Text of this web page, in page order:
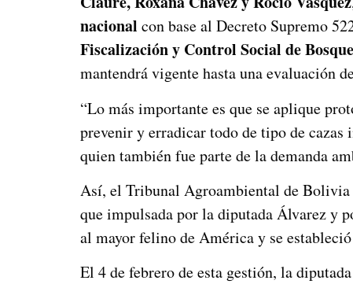
nacional con base al Decreto Supremo
Fiscalización y Control Social de
mantendrá vigente hasta una evaluación
“Lo más importante es que se aplique
prevenir y erradicar todo de tipo de
quien también fue parte de la demanda
Así, el Tribunal Agroambiental de Bolivia
que impulsada por la diputada Álvarez y
al mayor felino de América y se
El 4 de febrero de esta gestión, la